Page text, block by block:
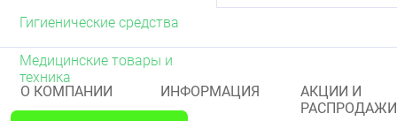
Гигиенические средства
Медицинские товары и
техника
применении амлодипина
Фармакокинетика
Всасывание
О КОМПАНИИ ИНФОРМАЦИЯ
АКЦИИ И
РАСПРОДАЖИ